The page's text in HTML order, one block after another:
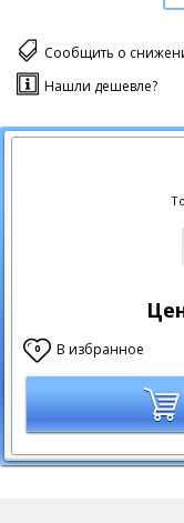
Сообщить о
Нашли дешевле?
0 В избранное